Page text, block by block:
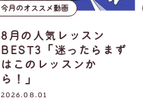
今月のオススメ動画
8月の人気レッスン
BEST3「迷ったらまず
はこのレッスンか
ら！」
2026.08.01